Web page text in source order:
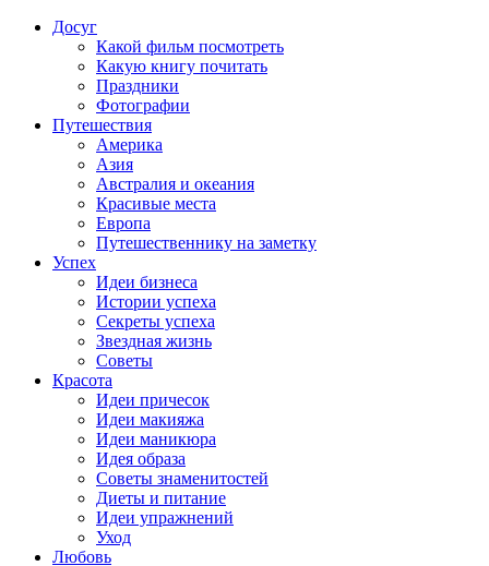
Досуг
Какой фильм посмотреть
Какую книгу почитать
Праздники
Фотографии
Путешествия
Америка
Азия
Австралия и океания
Красивые места
Европа
Путешественнику на заметку
Успех
Идеи бизнеса
Истории успеха
Секреты успеха
Звездная жизнь
Советы
Красота
Идеи причесок
Идеи макияжа
Идеи маникюра
Идея образа
Советы знаменитостей
Диеты и питание
Идеи упражнений
Уход
Любовь